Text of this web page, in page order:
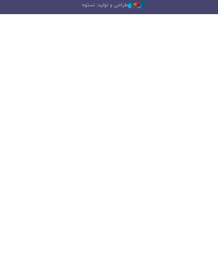
طراحی و تولید: نستوه